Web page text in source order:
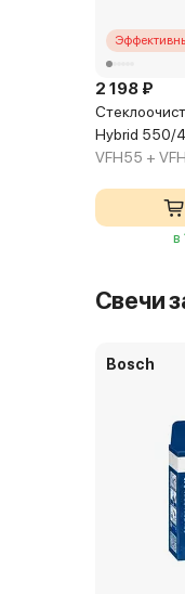
2 198 ₽
Hybrid 550/
VFH55 +
в
Свечи
Bosch